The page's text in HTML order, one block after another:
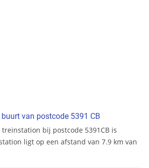
van postcode 5391 CB
bij postcode 5391CB is
ligt op een afstand van 7.9 km van